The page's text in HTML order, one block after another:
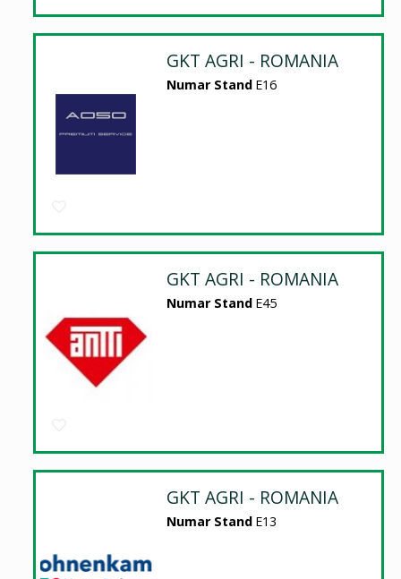
GKT AGRI - ROMANIA
Numar Stand E16
GKT AGRI - ROMANIA
Numar Stand E45
GKT AGRI - ROMANIA
Numar Stand E13